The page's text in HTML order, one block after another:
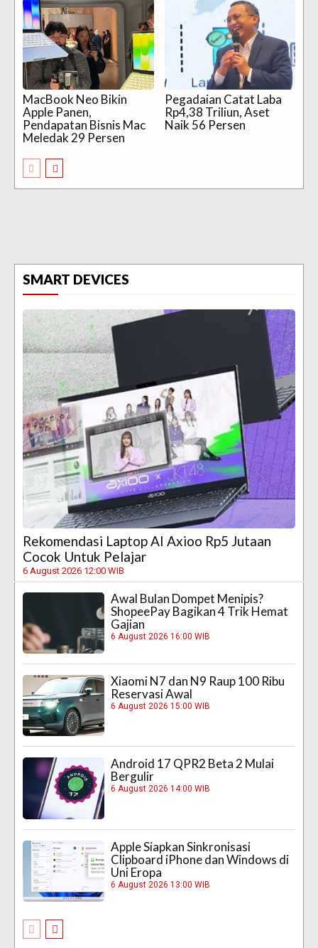
MacBook Neo Bikin
Apple Panen,
Pendapatan Bisnis Mac
Meledak 29 Persen
Pegadaian Catat Laba
Rp4,38 Triliun, Aset
Naik 56 Persen
SMART DEVICES
Rekomendasi Laptop AI Axioo Rp5 Jutaan
Cocok Untuk Pelajar
6 August 2026 12:00 WIB
Awal Bulan Dompet Menipis?
ShopeePay Bagikan 4 Trik Hemat
Gajian
6 August 2026 16:00 WIB
Xiaomi N7 dan N9 Raup 100 Ribu
Reservasi Awal
6 August 2026 15:00 WIB
Android 17 QPR2 Beta 2 Mulai
Bergulir
6 August 2026 14:00 WIB
Apple Siapkan Sinkronisasi
Clipboard iPhone dan Windows di
Uni Eropa
6 August 2026 13:00 WIB